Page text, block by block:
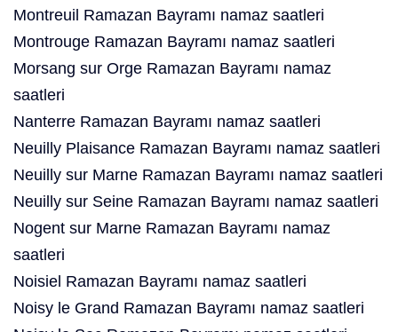
Montreuil Ramazan Bayramı namaz saatleri
Montrouge Ramazan Bayramı namaz saatleri
Morsang sur Orge Ramazan Bayramı namaz
saatleri
Nanterre Ramazan Bayramı namaz saatleri
Neuilly Plaisance Ramazan Bayramı namaz saatleri
Neuilly sur Marne Ramazan Bayramı namaz saatleri
Neuilly sur Seine Ramazan Bayramı namaz saatleri
Nogent sur Marne Ramazan Bayramı namaz
saatleri
Noisiel Ramazan Bayramı namaz saatleri
Noisy le Grand Ramazan Bayramı namaz saatleri